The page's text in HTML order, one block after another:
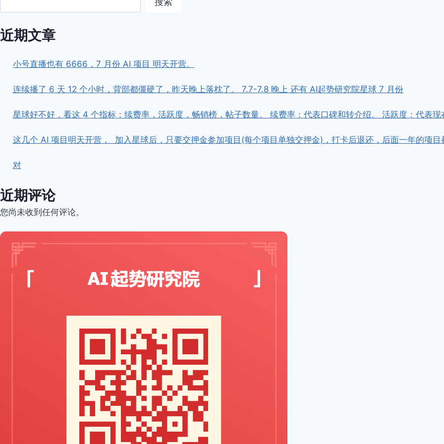
近期文章
小号直播也有 6666，7 月份 AI 项目 明天开营。
连续播了 6 天 12 个小时，背部都僵硬了，昨天晚上落枕了。 7.7-7.8 晚上 还有 AI起势研究院星球 7 月份
星球好不好，看这 4 个指标：续费率，活跃度，畅销榜，帖子数量。 续费率：代表口碑和转介绍。 活跃度：代表现
这几个 AI 项目明天开营， ​ ​加入星球后，只要交押金参加项目(每个项目单独交押金)，打卡后退还，后面一年的项目
对
近期评论
您尚未收到任何评论。